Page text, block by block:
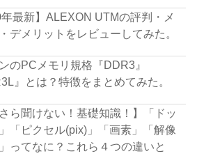
年最新】ALEXON UTMの評判・メ
デメリットをレビューしてみた。
のPCメモリ規格『DDR3』
』とは？特徴をまとめてみた。
さら聞けない！基礎知識！】「ドッ
「ピクセル(pix)」「画素」「解像
ってなに？これら４つの違いと